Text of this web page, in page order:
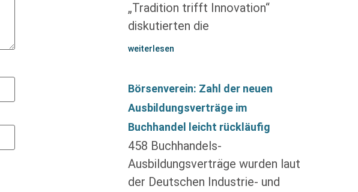
„Tradition trifft Innovation“
diskutierten die
weiterlesen
Börsenverein: Zahl der neuen
Ausbildungsverträge im
Buchhandel leicht rückläufig
458 Buchhandels-
Ausbildungsverträge wurden laut
der Deutschen Industrie- und